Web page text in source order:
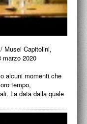
Musei Capitolini,
marzo 2020
alcuni momenti che
tempo,
La data dalla quale